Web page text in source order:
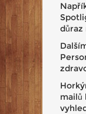
důraz
mailů